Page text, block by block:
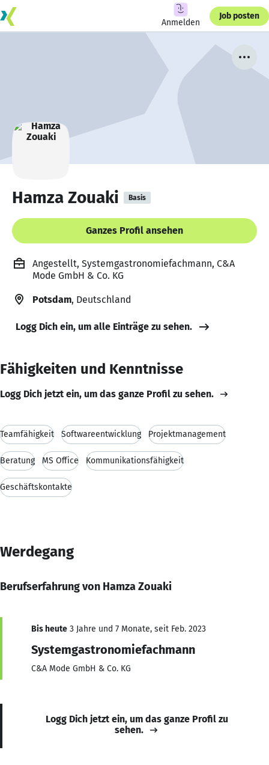
Anmelden
Job posten
Hamza Zouaki Basis
Ganzes Profil ansehen
Angestellt, Systemgastronomiefachmann, C&A
Mode GmbH & Co. KG
Potsdam, Deutschland
Logg Dich ein, um alle Einträge zu sehen.
Fähigkeiten und Kenntnisse
Logg Dich jetzt ein, um das ganze Profil zu sehen.
Teamfähigkeit Softwareentwicklung Projektmanagement
Beratung MS Office Kommunikationsfähigkeit
Geschäftskontakte
Werdegang
Berufserfahrung von Hamza Zouaki
Bis heute 3 Jahre und 7 Monate, seit Feb. 2023
Systemgastronomiefachmann
C&A Mode GmbH & Co. KG
Logg Dich jetzt ein, um das ganze Profil zu
sehen.